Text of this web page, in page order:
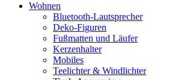
Wohnen
Bluetooth-Lautsprecher
Deko-Figuren
Fußmatten und Läufer
Kerzenhalter
Mobiles
Teelichter & Windlichter